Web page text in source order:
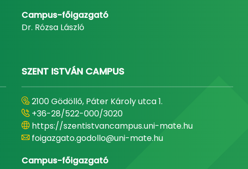
Campus-főigazgató
Dr. Rózsa László
SZENT ISTVÁN CAMPUS
2100 Gödöllő, Páter Károly utca 1.
+36-28/522-000/3020
https://szentistvancampus.uni-mate.hu
foigazgato.godollo@uni-mate.hu
Campus-főigazgató